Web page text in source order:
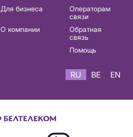
Для бизнеса
Операторам
связи
О компании
Обратная
связь
Помощь
RU BE EN